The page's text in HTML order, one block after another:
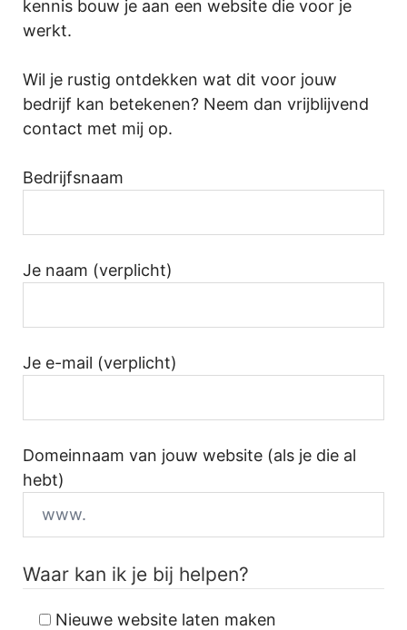
kennis bouw je aan een website die voor je
werkt.
Wil je rustig ontdekken wat dit voor jouw
bedrijf kan betekenen? Neem dan vrijblijvend
contact met mij op.
Bedrijfsnaam
Je naam (verplicht)
Je e-mail (verplicht)
Domeinnaam van jouw website (als je die al
hebt)
Waar kan ik je bij helpen?
Nieuwe website laten maken